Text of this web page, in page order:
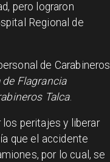
pero lograron
Regional de
de Carabineros
de Flagrancia
Talca.
los peritajes y liberar
que el accidente
por lo cual, se